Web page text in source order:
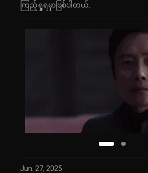
ကြည့်ရှုရမှာဖြစ်ပါတယ်..
Jun. 27, 2025